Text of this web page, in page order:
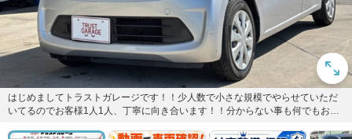
はじめましてトラストガレージです！！少人数で小さな規模でやらせていただ
いてるのでお客様1人1人、丁寧に向き合います！！分からない事も何でもお気